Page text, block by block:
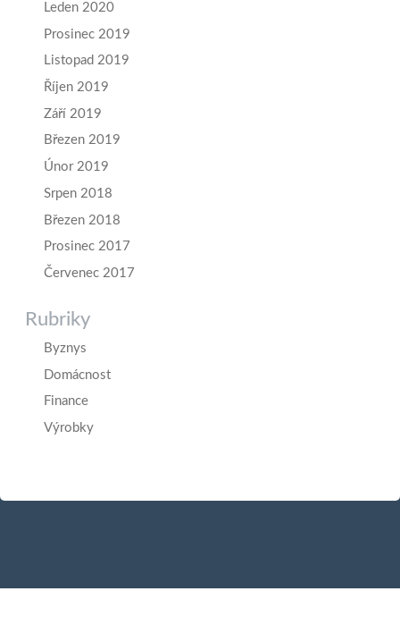
Leden 2020
Prosinec 2019
Listopad 2019
Říjen 2019
Září 2019
Březen 2019
Únor 2019
Srpen 2018
Březen 2018
Prosinec 2017
Červenec 2017
Rubriky
Byznys
Domácnost
Finance
Výrobky